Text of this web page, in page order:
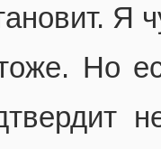
Я
Но